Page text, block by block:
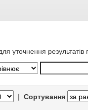
уточнення результатів
| Сортування